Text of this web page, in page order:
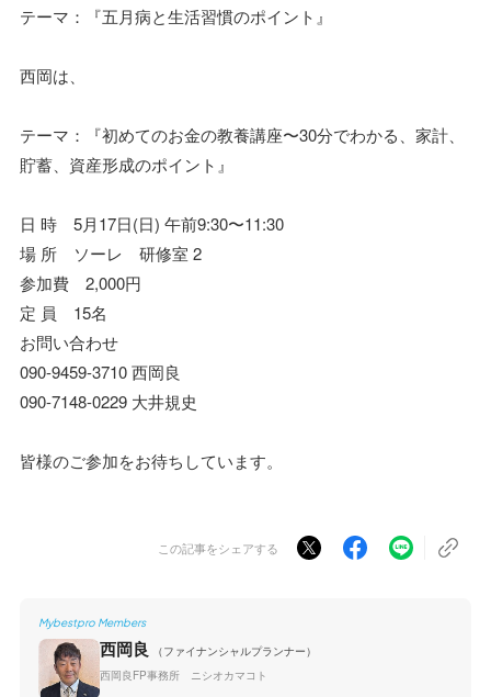
テーマ：『五月病と生活習慣のポイント』
西岡は、
テーマ：『初めてのお金の教養講座〜30分でわかる、家計、
貯蓄、資産形成のポイント』
日 時 5月17日(日) 午前9:30〜11:30
場 所 ソーレ 研修室 2
参加費 2,000円
定 員 15名
お問い合わせ
090-9459-3710 西岡良
090-7148-0229 大井規史
皆様のご参加をお待ちしています。
この記事をシェアする
Mybestpro Members
西岡良
（ファイナンシャルプランナー）
西岡良FP事務所 ニシオカマコト